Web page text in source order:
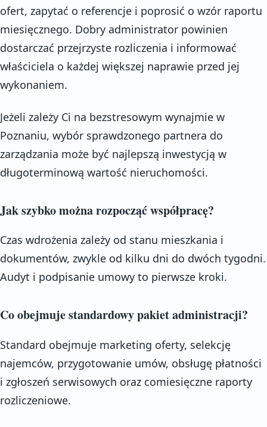
ofert, zapytać o referencje i poprosić o wzór raportu
miesięcznego. Dobry administrator powinien
dostarczać przejrzyste rozliczenia i informować
właściciela o każdej większej naprawie przed jej
wykonaniem.
Jeżeli zależy Ci na bezstresowym wynajmie w
Poznaniu, wybór sprawdzonego partnera do
zarządzania może być najlepszą inwestycją w
długoterminową wartość nieruchomości.
Jak szybko można rozpocząć współpracę?
Czas wdrożenia zależy od stanu mieszkania i
dokumentów, zwykle od kilku dni do dwóch tygodni.
Audyt i podpisanie umowy to pierwsze kroki.
Co obejmuje standardowy pakiet administracji?
Standard obejmuje marketing oferty, selekcję
najemców, przygotowanie umów, obsługę płatności
i zgłoszeń serwisowych oraz comiesięczne raporty
rozliczeniowe.